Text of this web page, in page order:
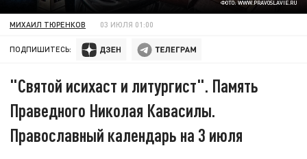
ФОТО: WWW.PRAVOSLAVIE.RU
МИХАИЛ ТЮРЕНКОВ 03 ИЮЛЯ 01:00
ПОДПИШИТЕСЬ:
"Святой исихаст и литургист". Память
Праведного Николая Кавасилы.
Православный календарь на 3 июля